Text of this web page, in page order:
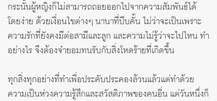
กระนั้นผู้หญิงก็ไม่สามารถถอยออกไปจากความสัมพันธ์ได้
โดยง่าย ด้วยเงื่อนไขต่างๆ นานาที่บีบคั้น ไม่ว่าจะเป็นเพราะ
ความรักที่ยังคงมีต่อสามีและลูก และความไม่รู้ว่าจะไปไหน ทำ
อย่างไร จึงต้องจำยอมทนรับกับสิ่งโหดร้ายที่เกิดขึ้น
ทุกสิ่งทุกอย่างที่ทำเพื่อประคับประคองล้วนแล้วแต่ทำด้วย
ความเป็นห่วงความรู้สึกและสวัสดิภาพของคนอื่น แต่วันหนึ่งก็